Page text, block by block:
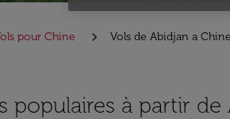
pour Chine Vols de Abidjan a Chine
populaires à partir